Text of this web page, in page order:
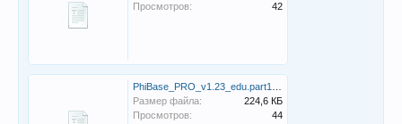
Просмотров:
42
Размер файла:
224,6 КБ
Просмотров:
44